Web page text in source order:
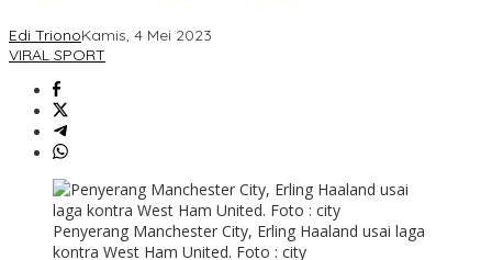
Edi TrionoKamis, 4 Mei 2023
VIRAL SPORT
Penyerang Manchester City, Erling Haaland usai laga
kontra West Ham United. Foto : city